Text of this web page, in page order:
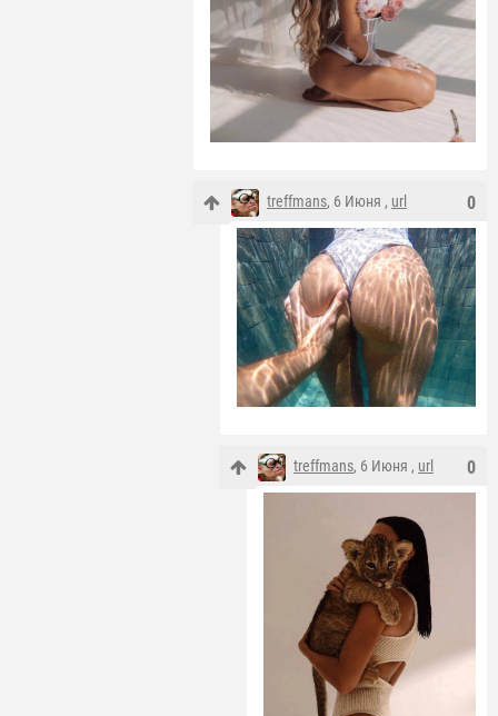
0
treffmans, 6 Июня , url
0
treffmans, 6 Июня , url